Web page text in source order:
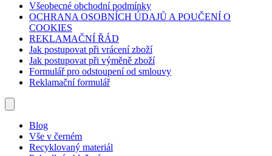
Všeobecné obchodní podmínky
OCHRANA OSOBNÍCH ÚDAJŮ A POUČENÍ O
COOKIES
REKLAMAČNÍ ŘÁD
Jak postupovat při vrácení zboží
Jak postupovat při výměně zboží
Formulář pro odstoupení od smlouvy
Reklamační formulář
Blog
Vše v černém
Recyklovaný materiál